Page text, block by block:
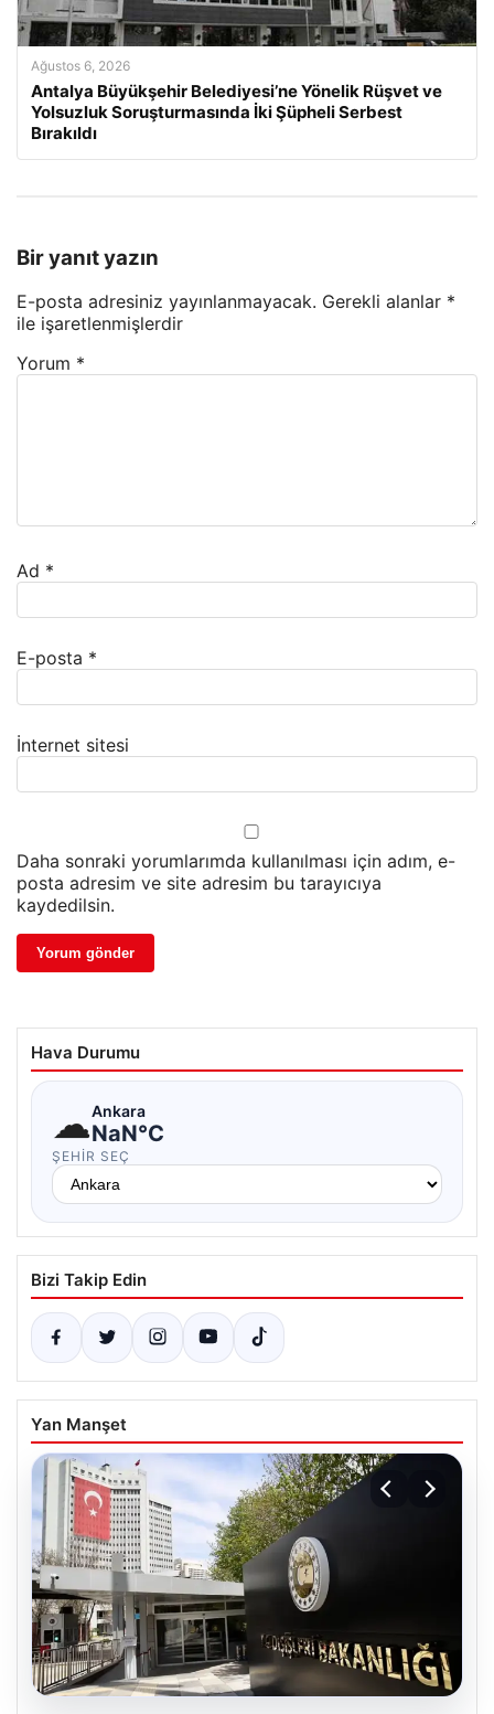
Ağustos 6, 2026
Antalya Büyükşehir Belediyesi’ne Yönelik Rüşvet ve
Yolsuzluk Soruşturmasında İki Şüpheli Serbest
Bırakıldı
Bir yanıt yazın
E-posta adresiniz yayınlanmayacak. Gerekli alanlar *
ile işaretlenmişlerdir
Yorum *
Ad *
E-posta *
İnternet sitesi
Daha sonraki yorumlarımda kullanılması için adım, e-
posta adresim ve site adresim bu tarayıcıya
kaydedilsin.
Hava Durumu
☁Ankara
NaN°C
ŞEHIR SEÇ
Bizi Takip Edin
Yan Manşet